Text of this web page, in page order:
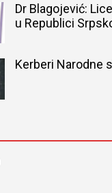
Dr Blagojević:
u Republici
Kerberi Narodne